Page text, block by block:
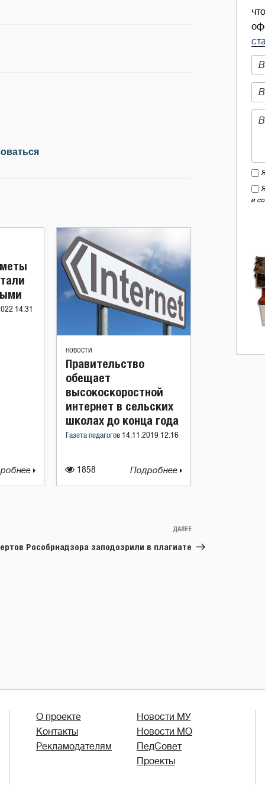
14:31
НОВОСТИ
1858
Правительство
обещает
высокоскоростной
интернет в сельских
школах до конца года
Газета педагогов 14.11.2019 12:16
Подробнее
Следующая
запись
ДАЛЕЕ
Рособрнадзора заподозрили в плагиате
и
О проекте
Контакты
Рекламодателям
Новости МУ
Новости МО
ПедСовет
Проекты